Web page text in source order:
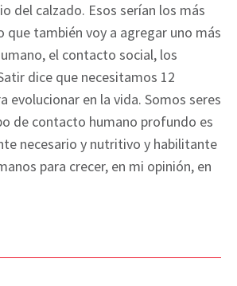
del calzado. Esos serían los más
que también voy a agregar uno más
el contacto social, los
dice que necesitamos 12
evolucionar en la vida. Somos seres
de contacto humano profundo es
necesario y nutritivo y habilitante
para crecer, en mi opinión, en